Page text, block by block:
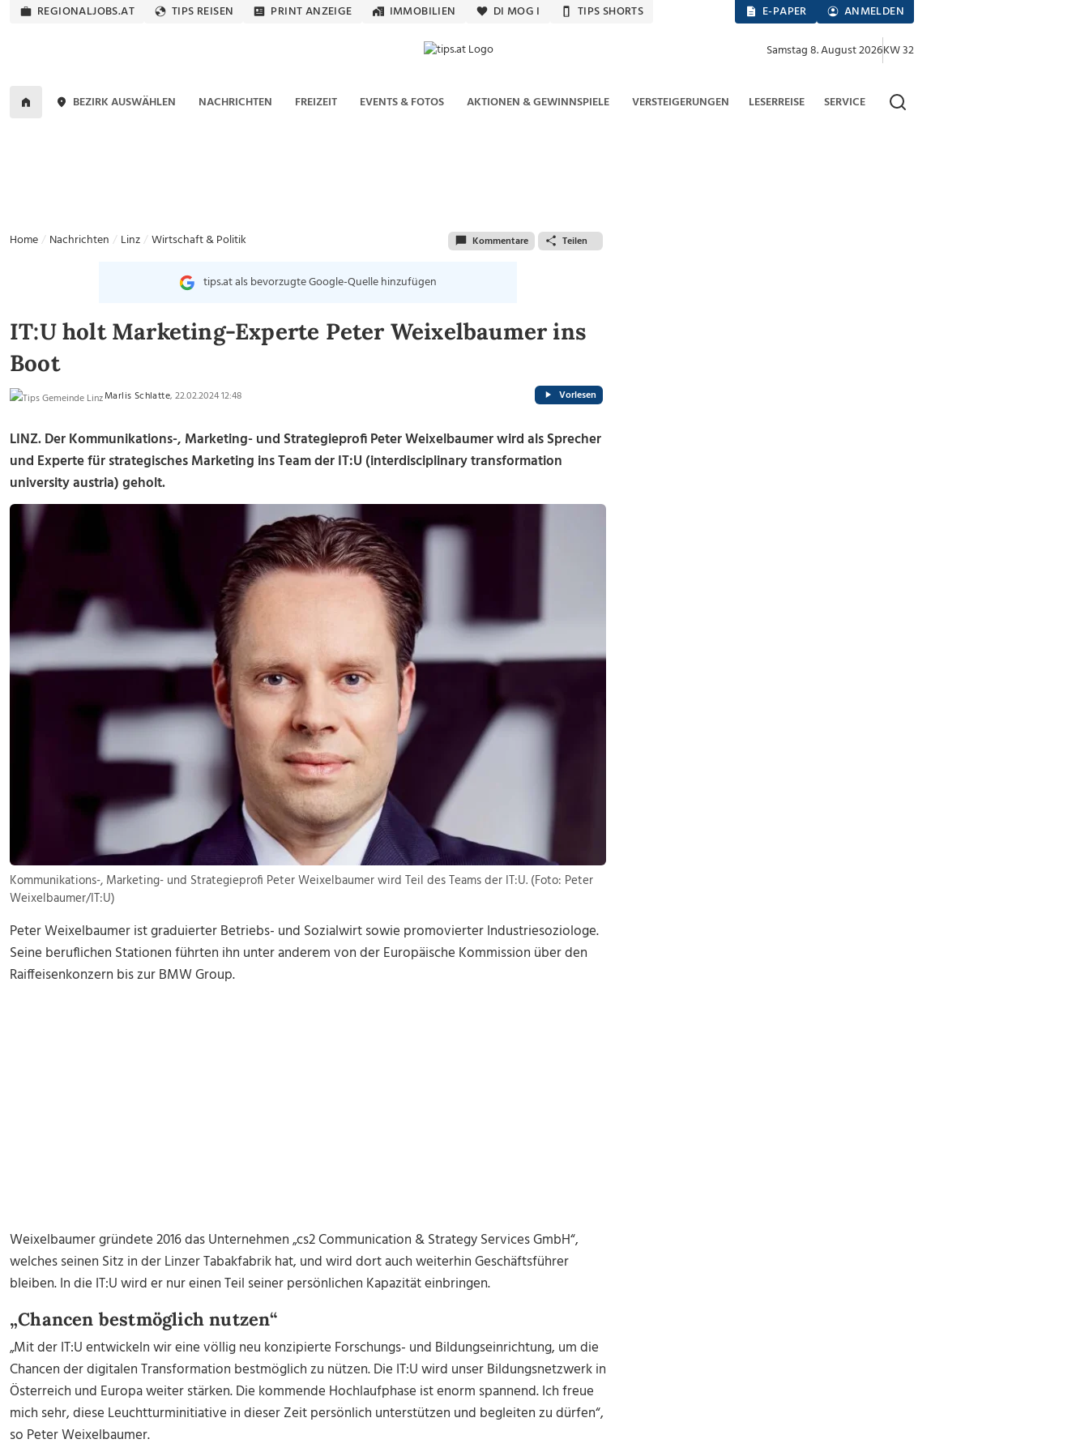
REGIONALJOBS.AT TIPS REISEN PRINT ANZEIGE IMMOBILIEN DI MOG I TIPS SHORTS E-PAPER ANMELDEN
Samstag 8. August 2026KW 32
BEZIRK AUSWÄHLEN NACHRICHTEN FREIZEIT EVENTS & FOTOS AKTIONEN & GEWINNSPIELE VERSTEIGERUNGEN LESERREISE SERVICE
Home Nachrichten Linz Wirtschaft & Politik Kommentare Teilen
tips.at als bevorzugte Google-Quelle hinzufügen
IT:U holt Marketing-Experte Peter Weixelbaumer ins
Boot
Marlis Schlatte, 22.02.2024 12:48 Vorlesen
LINZ. Der Kommunikations-, Marketing- und Strategieprofi Peter Weixelbaumer wird als Sprecher
und Experte für strategisches Marketing ins Team der IT:U (interdisciplinary transformation
university austria) geholt.
Kommunikations-, Marketing- und Strategieprofi Peter Weixelbaumer wird Teil des Teams der IT:U. (Foto: Peter
Weixelbaumer/IT:U)
Peter Weixelbaumer ist graduierter Betriebs- und Sozialwirt sowie promovierter Industriesoziologe.
Seine beruflichen Stationen führten ihn unter anderem von der Europäische Kommission über den
Raiffeisenkonzern bis zur BMW Group.
Weixelbaumer gründete 2016 das Unternehmen „cs2 Communication & Strategy Services GmbH“,
welches seinen Sitz in der Linzer Tabakfabrik hat, und wird dort auch weiterhin Geschäftsführer
bleiben. In die IT:U wird er nur einen Teil seiner persönlichen Kapazität einbringen.
„Chancen bestmöglich nutzen“
„Mit der IT:U entwickeln wir eine völlig neu konzipierte Forschungs- und Bildungseinrichtung, um die
Chancen der digitalen Transformation bestmöglich zu nützen. Die IT:U wird unser Bildungsnetzwerk in
Österreich und Europa weiter stärken. Die kommende Hochlaufphase ist enorm spannend. Ich freue
mich sehr, diese Leuchtturminitiative in dieser Zeit persönlich unterstützen und begleiten zu dürfen“,
so Peter Weixelbaumer.